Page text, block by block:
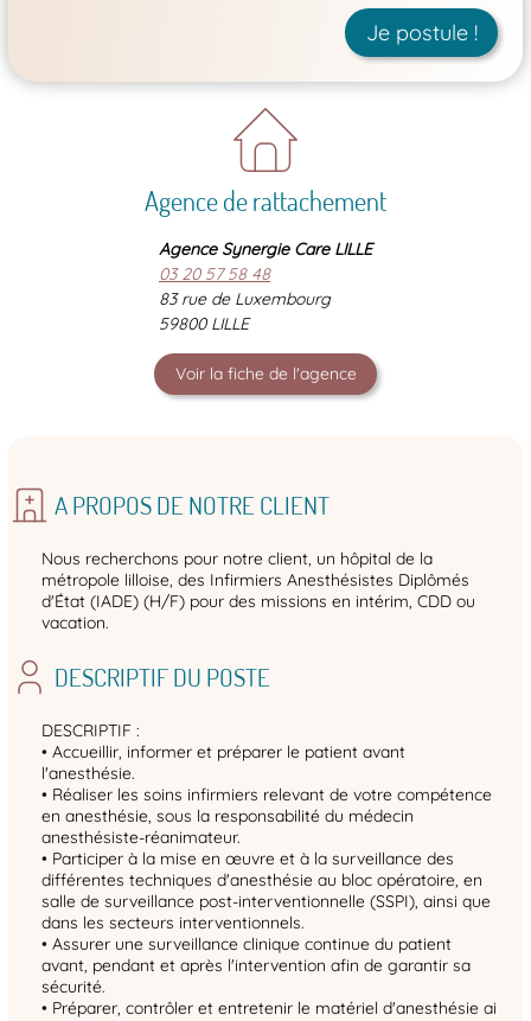
Je postule !
Agence de rattachement
Agence Synergie Care LILLE
03 20 57 58 48
83 rue de Luxembourg
59800 LILLE
Voir la fiche de l'agence
A PROPOS DE NOTRE CLIENT
Nous recherchons pour notre client, un hôpital de la
métropole lilloise, des Infirmiers Anesthésistes Diplômés
d'État (IADE) (H/F) pour des missions en intérim, CDD ou
vacation.
DESCRIPTIF DU POSTE
DESCRIPTIF :
• Accueillir, informer et préparer le patient avant
l'anesthésie.
• Réaliser les soins infirmiers relevant de votre compétence
en anesthésie, sous la responsabilité du médecin
anesthésiste-réanimateur.
• Participer à la mise en œuvre et à la surveillance des
différentes techniques d'anesthésie au bloc opératoire, en
salle de surveillance post-interventionnelle (SSPI), ainsi que
dans les secteurs interventionnels.
• Assurer une surveillance clinique continue du patient
avant, pendant et après l'intervention afin de garantir sa
sécurité.
• Préparer, contrôler et entretenir le matériel d'anesthésie ai